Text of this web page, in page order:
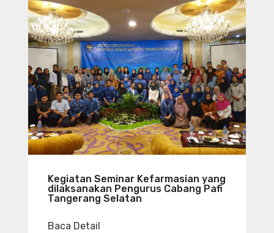
Kegiatan Seminar Kefarmasian yang
dilaksanakan Pengurus Cabang Pafi
Tangerang Selatan
Baca Detail